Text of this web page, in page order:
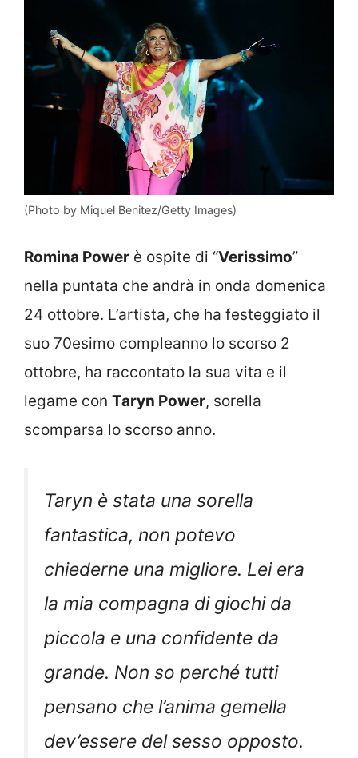
(Photo by Miquel Benitez/Getty Images)
Romina Power è ospite di “Verissimo”
nella puntata che andrà in onda domenica
24 ottobre. L’artista, che ha festeggiato il
suo 70esimo compleanno lo scorso 2
ottobre, ha raccontato la sua vita e il
legame con Taryn Power, sorella
scomparsa lo scorso anno.
Taryn è stata una sorella
fantastica, non potevo
chiederne una migliore. Lei era
la mia compagna di giochi da
piccola e una confidente da
grande. Non so perché tutti
pensano che l’anima gemella
dev’essere del sesso opposto.